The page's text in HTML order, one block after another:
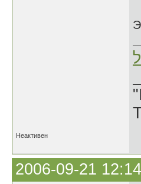
Неактивен
2006-09-21